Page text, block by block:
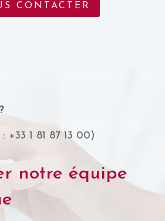
CONTACTER
+33 1 81 87 13 00)
notre équipe